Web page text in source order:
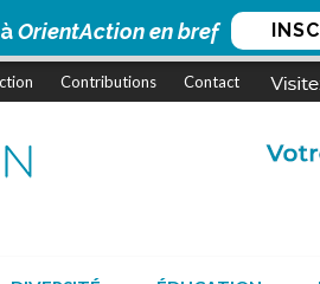
OrientAction en bref
Contributions Contact